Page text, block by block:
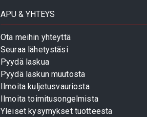
APU & YHTEYS
Ota meihin yhteyttä
Seuraa lähetystäsi
Pyydä laskua
Pyydä laskun muutosta
Ilmoita kuljetusvauriosta
Ilmoita toimitusongelmista
Yleiset kysymykset tuotteesta